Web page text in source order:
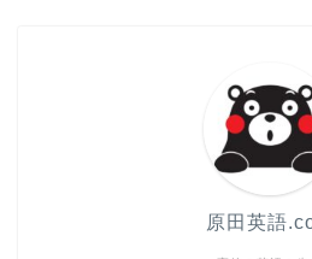
原田英語
大学入
英語名言・
い英語＆素